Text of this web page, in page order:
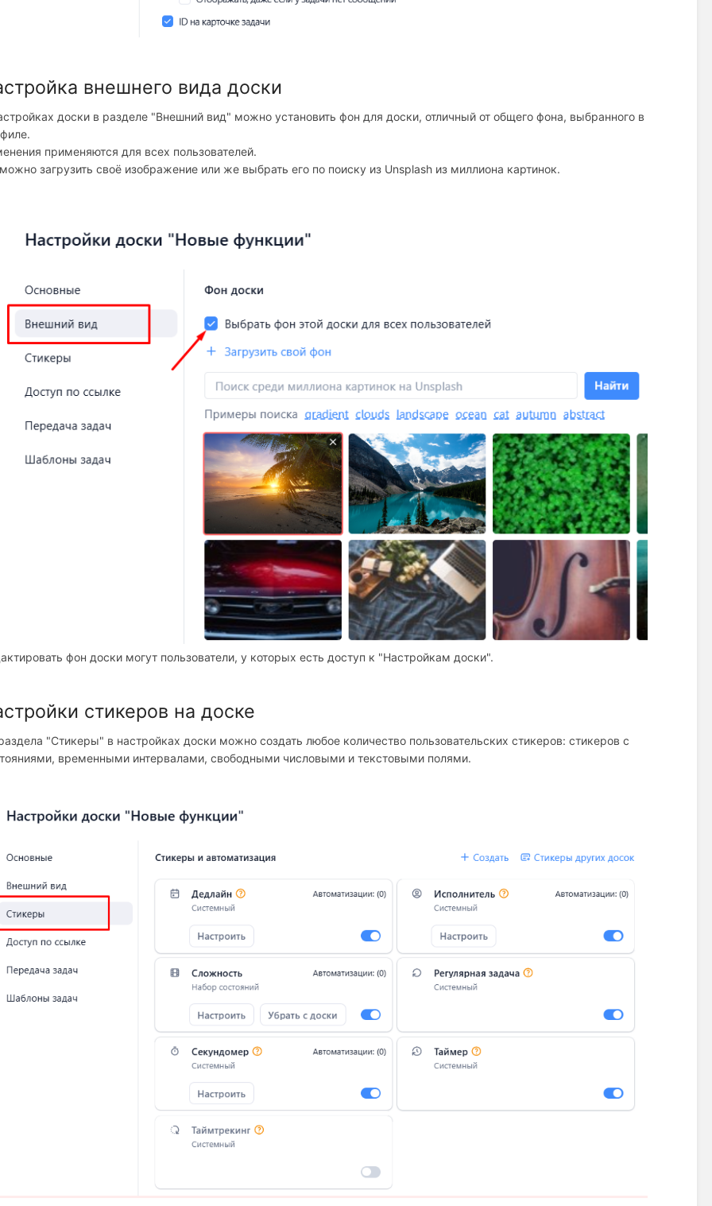
внешнего вида доски
доски в разделе "Внешний вид" можно установить фон для доски, отличный от общего фона, выбранного в
применяются для всех пользователей.
загрузить своё изображение или же выбрать его по поиску из Unsplash из миллиона картинок.
фон доски могут пользователи, у которых есть доступ к "Настройкам доски".
стикеров на доске
"Стикеры" в настройках доски можно создать любое количество пользовательских стикеров: стикеров с
временными интервалами, свободными числовыми и текстовыми полями.